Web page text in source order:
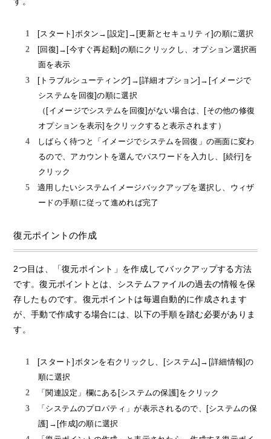
[スタート]ボタン→[設定]→[更新とセキュリティ]の順に選択
[回復]→[今すぐ再起動]の順にクリックし、オプション選択画
面を表示
[トラブルシューティング]→[詳細オプション]→[イメージで
システムを回復]の順に選択
（[イメージでシステムを回復]がない場合は、[その他の修復
オプションを表示]をクリックすると表示されます）
しばらく待つと「イメージでシステムを回復」の画面に変わ
るので、アカウントを選んでパスワードを入力し、[続行]を
クリック
適用したいシステムイメージバックアップを選択し、ウィザ
ードの手順に従って進めれば完了
復元ポイントの作成
2つ目は、「復元ポイント」を作成してバックアップする方法
です。復元ポイントとは、システムファイルの過去の情報を保
存したものです。復元ポイントは毎週自動的に作成されます
が、手動で作成する場合には、以下の手順を踏む必要がありま
す。
[スタート]ボタンを右クリックし、[システム]→[詳細情報]の
順に選択
「関連設定」欄にある[システムの保護]をクリック
「システムのプロパティ」が表示されるので、[システムの保
護]→[作成]の順に選択